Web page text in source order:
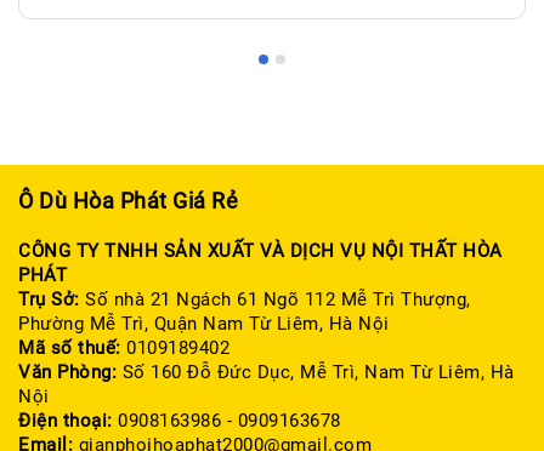
Ô Dù Hòa Phát Giá Rẻ
CÔNG TY TNHH SẢN XUẤT VÀ DỊCH VỤ NỘI THẤT HÒA
PHÁT
Trụ Sở: Số nhà 21 Ngách 61 Ngõ 112 Mễ Trì Thượng,
Phường Mễ Trì, Quận Nam Từ Liêm, Hà Nội
Mã số thuế: 0109189402
Văn Phòng: Số 160 Đỗ Đức Dục, Mễ Trì, Nam Từ Liêm, Hà
Nội
Điện thoại: 0908163986 - 0909163678
Email: gianphoihoaphat2000@gmail.com